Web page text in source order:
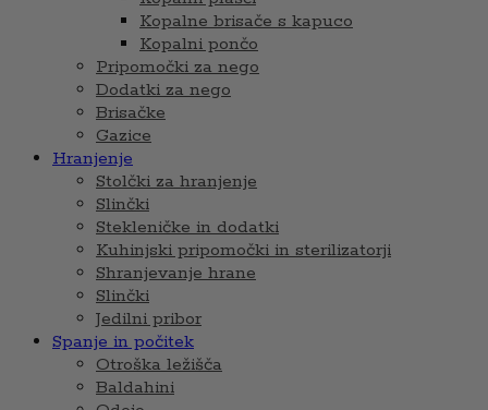
Kopalne brisače s kapuco
Kopalni pončo
Pripomočki za nego
Dodatki za nego
Brisačke
Gazice
Hranjenje
Stolčki za hranjenje
Slinčki
Stekleničke in dodatki
Kuhinjski pripomočki in sterilizatorji
Shranjevanje hrane
Slinčki
Jedilni pribor
Spanje in počitek
Otroška ležišča
Baldahini